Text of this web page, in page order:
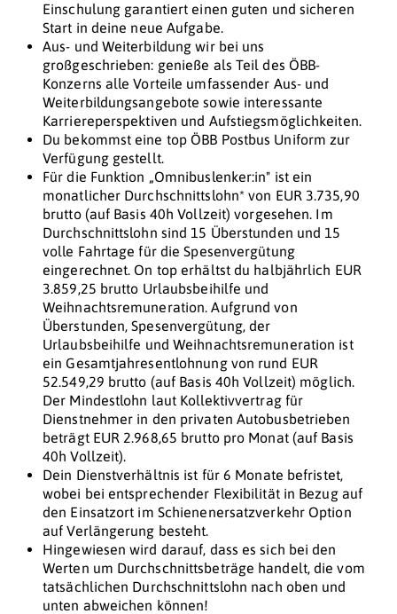
Einschulung garantiert einen guten und sicheren
Start in deine neue Aufgabe.
Aus- und Weiterbildung wir bei uns
großgeschrieben: genieße als Teil des ÖBB-
Konzerns alle Vorteile umfassender Aus- und
Weiterbildungsangebote sowie interessante
Karriereperspektiven und Aufstiegsmöglichkeiten.
Du bekommst eine top ÖBB Postbus Uniform zur
Verfügung gestellt.
Für die Funktion „Omnibuslenker:in" ist ein
monatlicher Durchschnittslohn* von EUR 3.735,90
brutto (auf Basis 40h Vollzeit) vorgesehen. Im
Durchschnittslohn sind 15 Überstunden und 15
volle Fahrtage für die Spesenvergütung
eingerechnet. On top erhältst du halbjährlich EUR
3.859,25 brutto Urlaubsbeihilfe und
Weihnachtsremuneration. Aufgrund von
Überstunden, Spesenvergütung, der
Urlaubsbeihilfe und Weihnachtsremuneration ist
ein Gesamtjahresentlohnung von rund EUR
52.549,29 brutto (auf Basis 40h Vollzeit) möglich.
Der Mindestlohn laut Kollektivvertrag für
Dienstnehmer in den privaten Autobusbetrieben
beträgt EUR 2.968,65 brutto pro Monat (auf Basis
40h Vollzeit).
Dein Dienstverhältnis ist für 6 Monate befristet,
wobei bei entsprechender Flexibilität in Bezug auf
den Einsatzort im Schienenersatzverkehr Option
auf Verlängerung besteht.
Hingewiesen wird darauf, dass es sich bei den
Werten um Durchschnittsbeträge handelt, die vom
tatsächlichen Durchschnittslohn nach oben und
unten abweichen können!